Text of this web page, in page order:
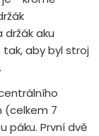
aku
aby byl stroj
(celkem 7
páku. První dvě